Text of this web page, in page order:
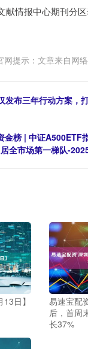
献情报中心期刊分
网提示：文章来自网
发布三年行动方案，
金榜 | 中证A500ETF
全市场第一梯队-
日】
易速宝配
后，首周
长37%